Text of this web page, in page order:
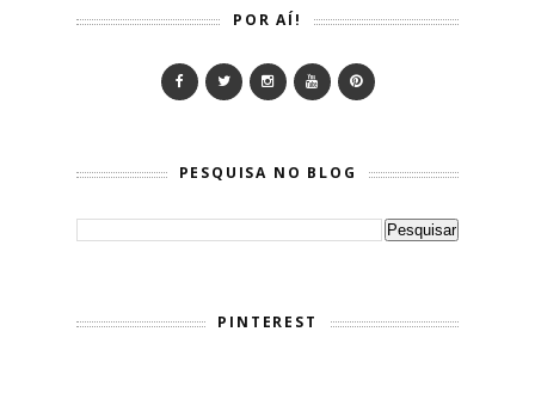
POR AÍ!
PESQUISA NO BLOG
PINTEREST